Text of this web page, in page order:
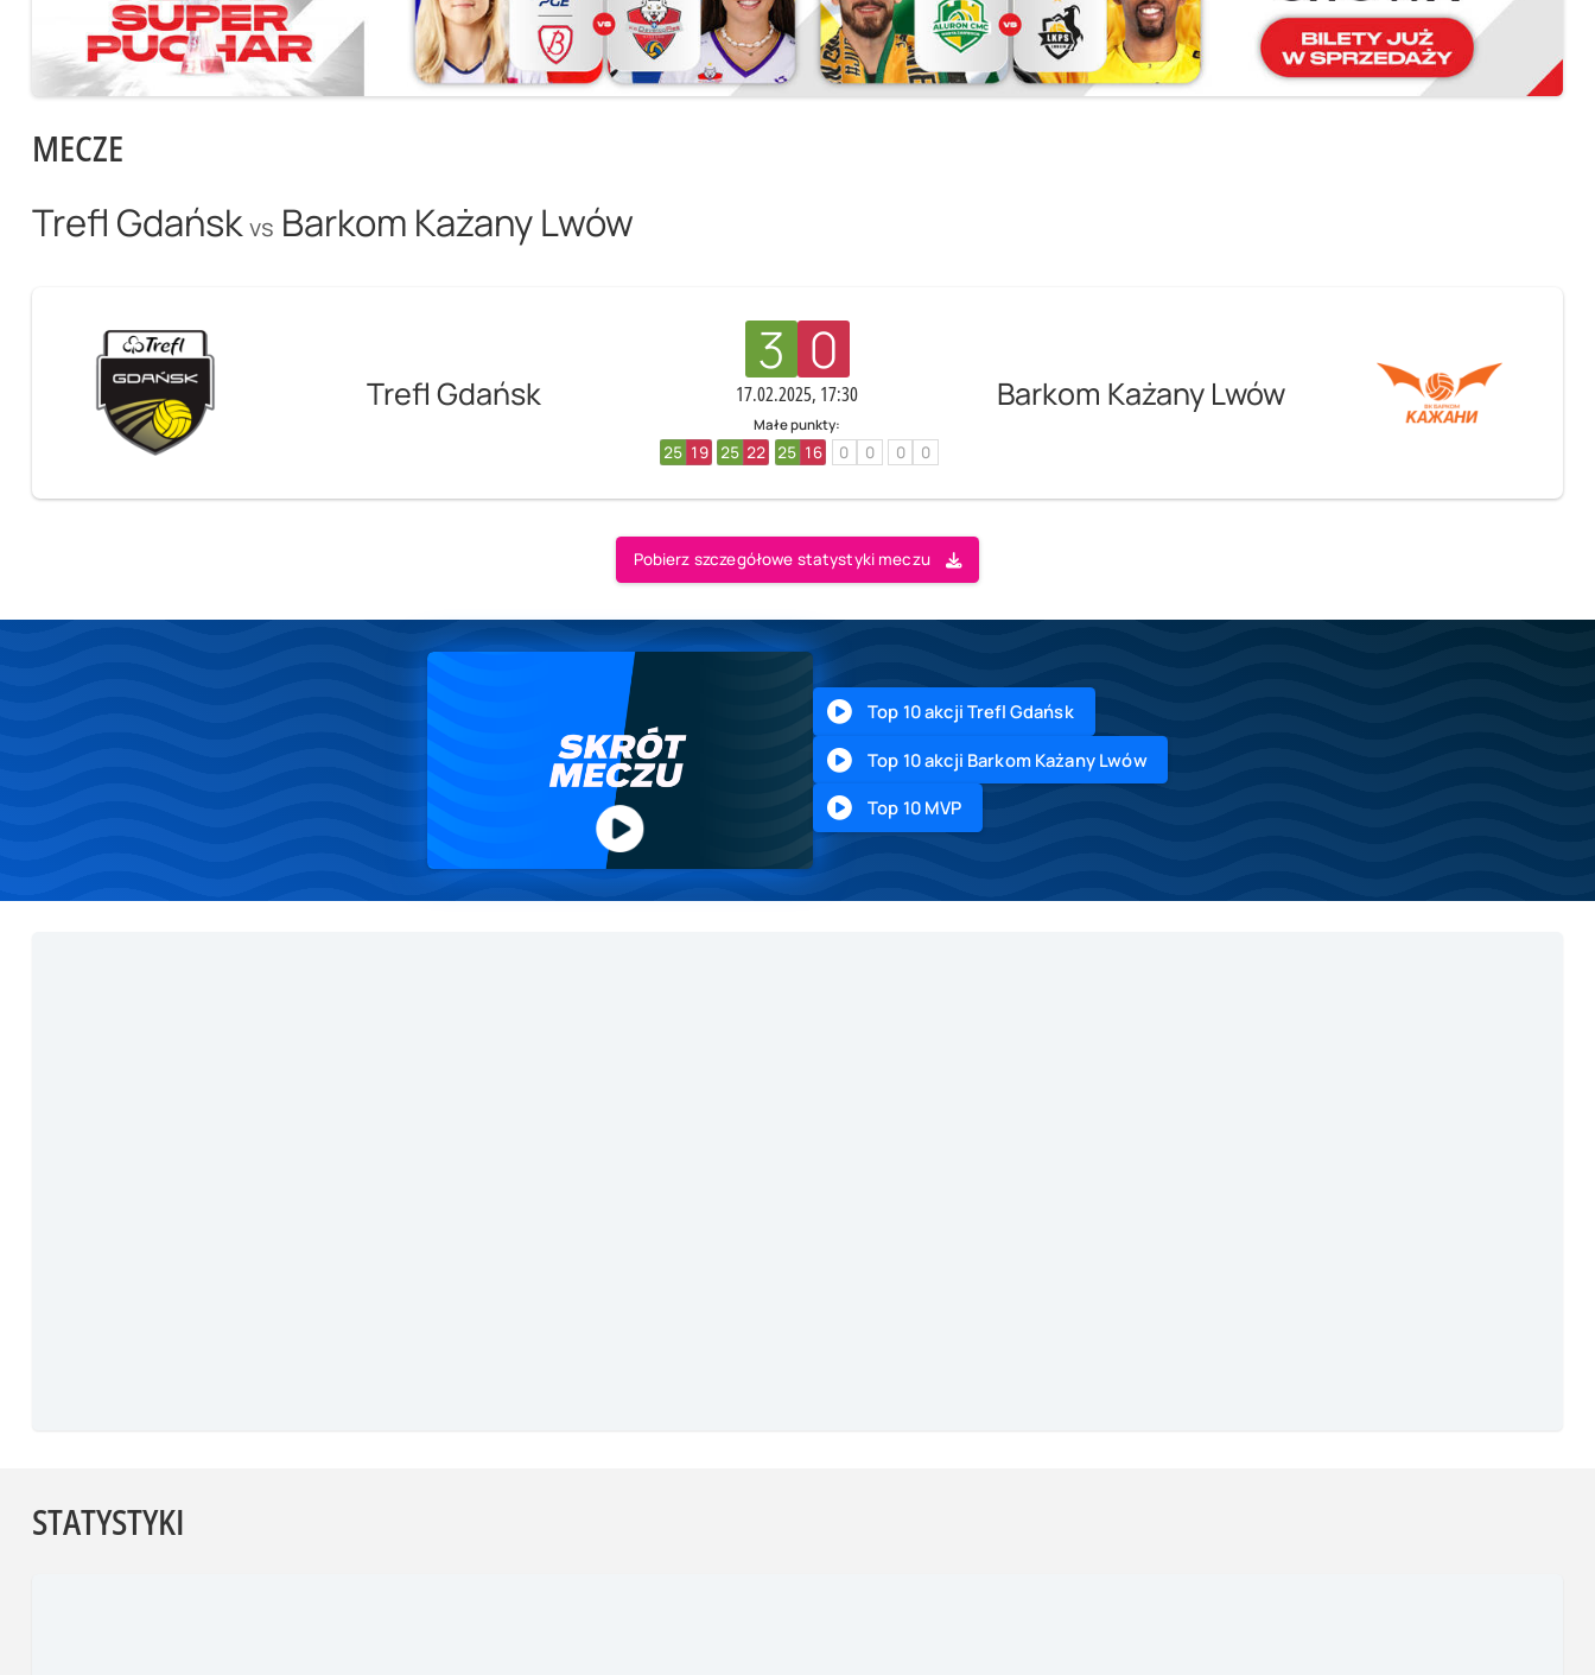
MECZE
Trefl Gdańskvs Barkom Każany Lwów
Trefl Gdańsk
3 0
17.02.2025, 17:30
Małe punkty:
25 19 25 22 25 16 0 0 0 0
Barkom Każany Lwów
Pobierz szczegółowe statystyki meczu
Top 10 akcji Trefl Gdańsk
Top 10 akcji Barkom Każany Lwów
Top 10 MVP
STATYSTYKI